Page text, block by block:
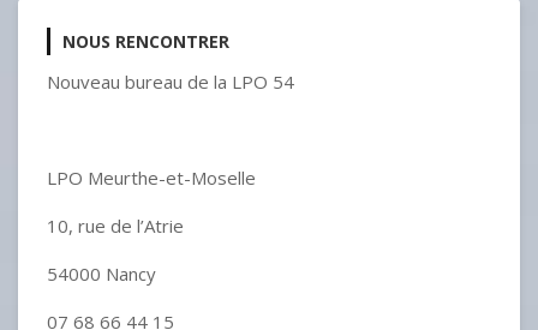
NOUS RENCONTRER
Nouveau bureau de la LPO 54
LPO Meurthe-et-Moselle
10, rue de l’Atrie
54000 Nancy
07 68 66 44 15